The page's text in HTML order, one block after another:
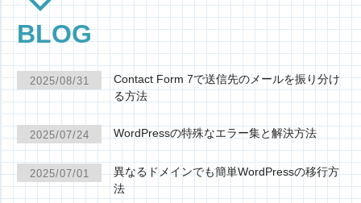
BLOG
2025/08/31
Contact Form 7で送信先のメールを振り分け
る方法
2025/07/24 WordPressの特殊なエラー集と解決方法
2025/07/01
異なるドメインでも簡単WordPressの移行方
法